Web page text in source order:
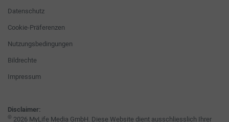
Datenschutz
Cookie-Präferenzen
Nutzungsbedingungen
Bildrechte
Impressum
Disclaimer:
© 2026 MyLife Media GmbH. Diese Website dient ausschliesslich Ihrer